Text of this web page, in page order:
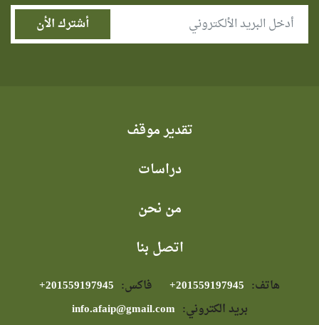
تقدير موقف
دراسات
من نحن
اتصل بنا
هاتف: فاكس:
بريد الكتروني: info.afaip@gmail.com